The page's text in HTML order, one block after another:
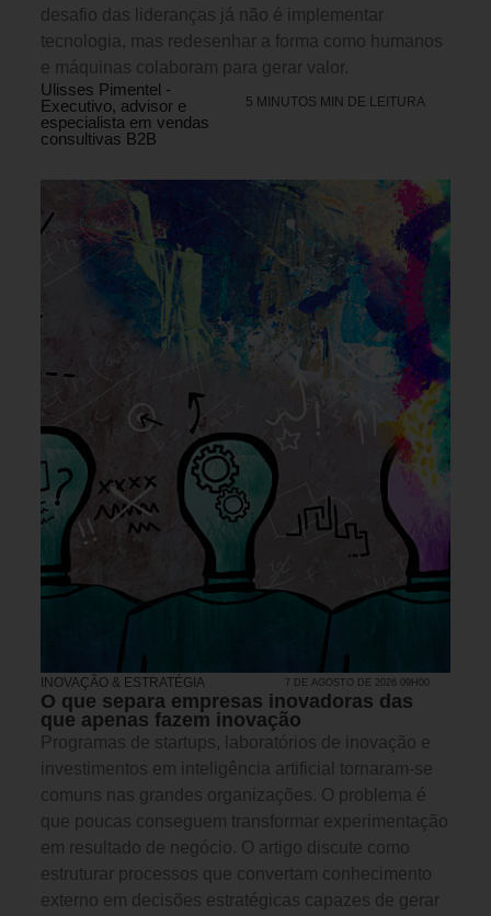
desafio das lideranças já não é implementar
tecnologia, mas redesenhar a forma como humanos
e máquinas colaboram para gerar valor.
Ulisses Pimentel -
Executivo, advisor e
especialista em vendas
consultivas B2B
5 MINUTOS MIN DE LEITURA
INOVAÇÃO & ESTRATÉGIA 7 DE AGOSTO DE 2026 09H00
O que separa empresas inovadoras das
que apenas fazem inovação
Programas de startups, laboratórios de inovação e
investimentos em inteligência artificial tornaram-se
comuns nas grandes organizações. O problema é
que poucas conseguem transformar experimentação
em resultado de negócio. O artigo discute como
estruturar processos que convertam conhecimento
externo em decisões estratégicas capazes de gerar